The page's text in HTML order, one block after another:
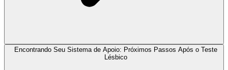
Encontrando Seu Sistema de Apoio: Próximos Passos Após o Teste
Lésbico